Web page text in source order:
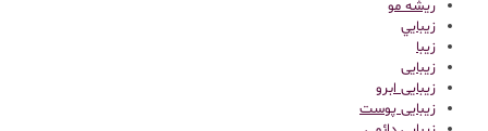
ریشه مو
زيبايي
زیبا
زیبایی
زیبایی ابرو
زیبایی پوست